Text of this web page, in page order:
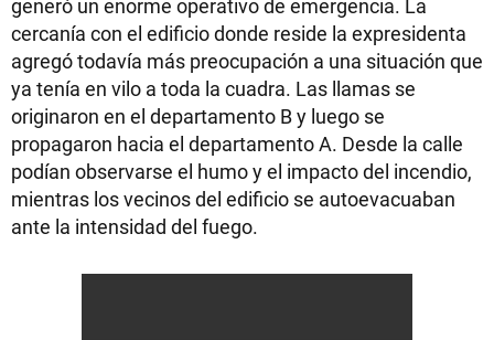
generó un enorme operativo de emergencia. La
cercanía con el edificio donde reside la expresidenta
agregó todavía más preocupación a una situación que
ya tenía en vilo a toda la cuadra. Las llamas se
originaron en el departamento B y luego se
propagaron hacia el departamento A. Desde la calle
podían observarse el humo y el impacto del incendio,
mientras los vecinos del edificio se autoevacuaban
ante la intensidad del fuego.